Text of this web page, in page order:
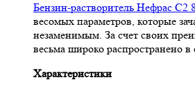
Бензин-растворитель Нефрас С2
весомых параметров, которые
незаменимым. За счет своих
весьма широко распространено
Характеристики